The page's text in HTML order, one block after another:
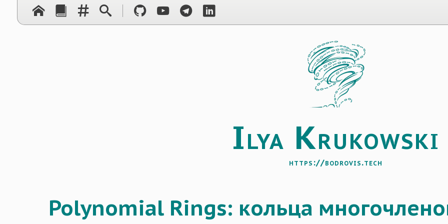
Ilya Krukowski
https://bodrovis.tech
Polynomial Rings: кольца